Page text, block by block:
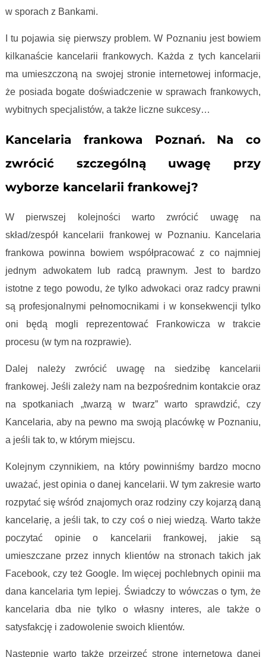
w sporach z Bankami.
I tu pojawia się pierwszy problem. W Poznaniu jest bowiem
kilkanaście kancelarii frankowych. Każda z tych kancelarii
ma umieszczoną na swojej stronie internetowej informacje,
że posiada bogate doświadczenie w sprawach frankowych,
wybitnych specjalistów, a także liczne sukcesy…
Kancelaria frankowa Poznań. Na co
zwrócić szczególną uwagę przy
wyborze kancelarii frankowej?
W pierwszej kolejności warto zwrócić uwagę na
skład/zespół kancelarii frankowej w Poznaniu. Kancelaria
frankowa powinna bowiem współpracować z co najmniej
jednym adwokatem lub radcą prawnym. Jest to bardzo
istotne z tego powodu, że tylko adwokaci oraz radcy prawni
są profesjonalnymi pełnomocnikami i w konsekwencji tylko
oni będą mogli reprezentować Frankowicza w trakcie
procesu (w tym na rozprawie).
Dalej należy zwrócić uwagę na siedzibę kancelarii
frankowej. Jeśli zależy nam na bezpośrednim kontakcie oraz
na spotkaniach „twarzą w twarz” warto sprawdzić, czy
Kancelaria, aby na pewno ma swoją placówkę w Poznaniu,
a jeśli tak to, w którym miejscu.
Kolejnym czynnikiem, na który powinniśmy bardzo mocno
uważać, jest opinia o danej kancelarii. W tym zakresie warto
rozpytać się wśród znajomych oraz rodziny czy kojarzą daną
kancelarię, a jeśli tak, to czy coś o niej wiedzą. Warto także
poczytać opinie o kancelarii frankowej, jakie są
umieszczane przez innych klientów na stronach takich jak
Facebook, czy też Google. Im więcej pochlebnych opinii ma
dana kancelaria tym lepiej. Świadczy to wówczas o tym, że
kancelaria dba nie tylko o własny interes, ale także o
satysfakcję i zadowolenie swoich klientów.
Następnie warto także przejrzeć stronę internetową danej